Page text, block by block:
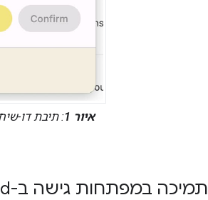
איור 1
תמיכה במפתחות גישה ב-Android